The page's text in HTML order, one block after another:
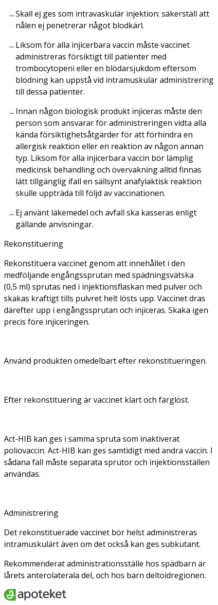
Skall ej ges som intravaskulär injektion: säkerställ att
nålen ej penetrerar något blodkärl.
Liksom för alla injicerbara vaccin måste vaccinet
administreras försiktigt till patienter med
trombocytopeni eller en blödarsjukdom eftersom
blödning kan uppstå vid intramuskulär administrering
till dessa patienter.
Innan någon biologisk produkt injiceras måste den
person som ansvarar för administreringen vidta alla
kända försiktighetsåtgärder för att förhindra en
allergisk reaktion eller en reaktion av någon annan
typ. Liksom för alla injicerbara vaccin bör lämplig
medicinsk behandling och övervakning alltid finnas
lätt tillgänglig ifall en sällsynt anafylaktisk reaktion
skulle uppträda till följd av vaccinationen.
Ej använt läkemedel och avfall ska kasseras enligt
gällande anvisningar.
Rekonstituering
Rekonstituera vaccinet genom att innehållet i den
medföljande engångssprutan med spädningsvätska
(0,5 ml) sprutas ned i injektionsflaskan med pulver och
skakas kraftigt tills pulvret helt lösts upp. Vaccinet dras
därefter upp i engångssprutan och injiceras. Skaka igen
precis före injiceringen.
Använd produkten omedelbart efter rekonstitueringen.
Efter rekonstituering är vaccinet klart och färglöst.
Act-HIB kan ges i samma spruta som inaktiverat
poliovaccin. Act-HIB kan ges samtidigt med andra vaccin. I
sådana fall måste separata sprutor och injektionsställen
användas.
Administrering
Det rekonstituerade vaccinet bör helst administreras
intramuskulärt även om det också kan ges subkutant.
Rekommenderat administrationsställe hos spädbarn är
lårets anterolaterala del, och hos barn deltoidregionen.